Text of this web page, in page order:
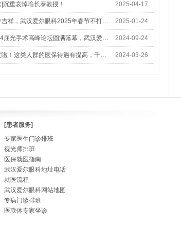
沉重哀悼喻长泰教授！ 2025-04-17
吉祥，武汉爱尔眼科2025年春节不打… 2025-01-24
屈光手术高峰论坛圆满落幕，武汉爱… 2024-09-24
啦！这类人群的医保待遇有提高，千… 2024-03-26
[患者服务]
专家医生门诊排班
视光师排班
医保就医指南
武汉爱尔眼科地址电话
就医流程
武汉爱尔眼科网站地图
专病门诊排班
医联体专家坐诊